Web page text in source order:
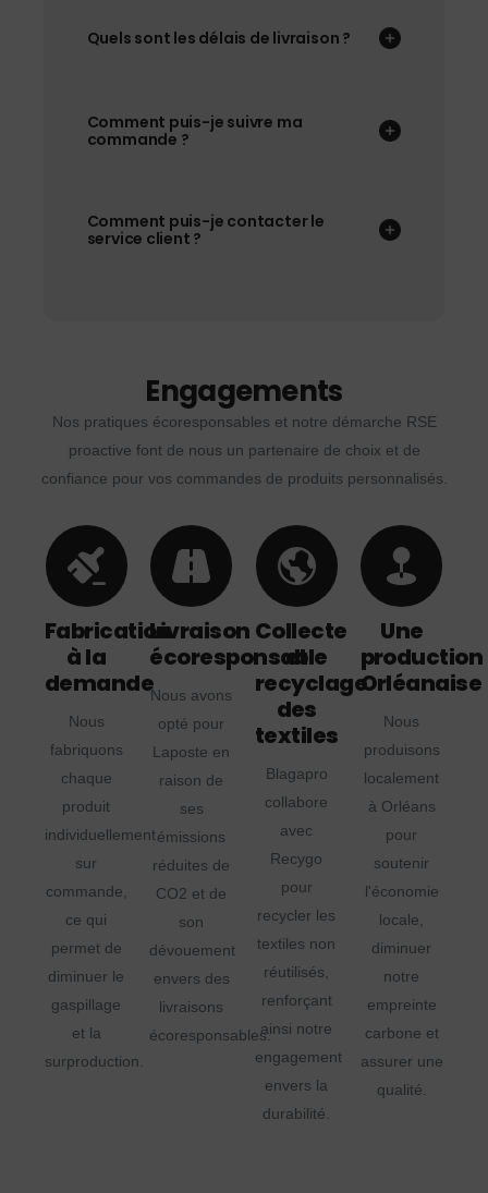
Quels sont les délais de livraison ?
Comment puis-je suivre ma
commande ?
Comment puis-je contacter le
service client ?
Engagements
Nos pratiques écoresponsables et notre démarche RSE
proactive font de nous un partenaire de choix et de
confiance pour vos commandes de produits personnalisés.
Fabrication
à la
demande
Nous
fabriquons
chaque
produit
individuellement
sur
commande,
ce qui
permet de
diminuer le
gaspillage
et la
surproduction.
Livraison
écoresponsable
Nous avons
opté pour
Laposte en
raison de
ses
émissions
réduites de
CO2 et de
son
dévouement
envers des
livraisons
écoresponsables.
Collecte
et
recyclage
des
textiles
Blagapro
collabore
avec
Recygo
pour
recycler les
textiles non
réutilisés,
renforçant
ainsi notre
engagement
envers la
durabilité.
Une
production
Orléanaise
Nous
produisons
localement
à Orléans
pour
soutenir
l'économie
locale,
diminuer
notre
empreinte
carbone et
assurer une
qualité.